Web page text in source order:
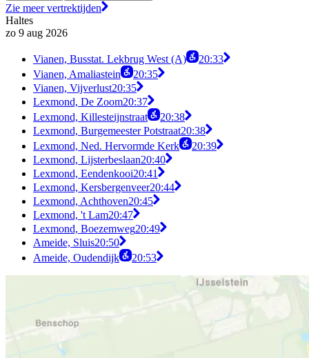
Zie meer vertrektijden
Haltes
zo 9 aug 2026
Vianen, Busstat. Lekbrug West (A)
20:33
Vianen, Amaliastein
20:35
Vianen, Vijverlust20:35
Lexmond, De Zoom20:37
Lexmond, Killesteijnstraat
20:38
Lexmond, Burgemeester Potstraat20:38
Lexmond, Ned. Hervormde Kerk
20:39
Lexmond, Lijsterbeslaan20:40
Lexmond, Eendenkooi20:41
Lexmond, Kersbergenveer20:44
Lexmond, Achthoven20:45
Lexmond, 't Lam20:47
Lexmond, Boezemweg20:49
Ameide, Sluis20:50
Ameide, Oudendijk
20:53